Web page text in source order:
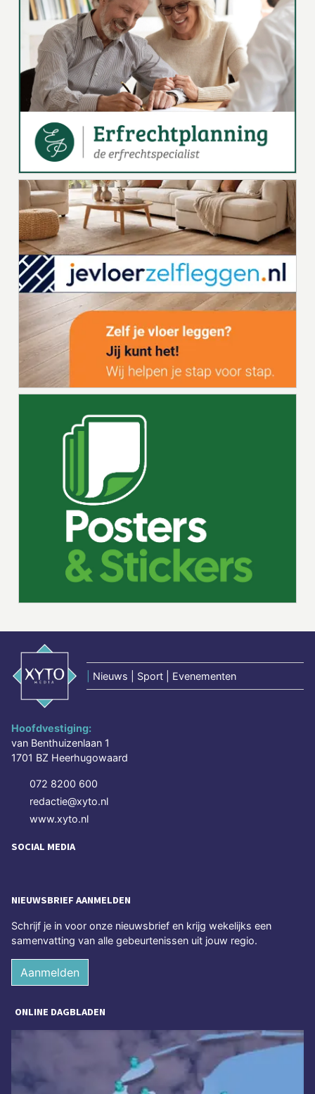
Nieuws | Sport | Evenementen
Hoofdvestiging:
van Benthuizenlaan 1
1701 BZ Heerhugowaard
072 8200 600
redactie@xyto.nl
www.xyto.nl
SOCIAL MEDIA
NIEUWSBRIEF AANMELDEN
Schrijf je in voor onze nieuwsbrief en krijg wekelijks een
samenvatting van alle gebeurtenissen uit jouw regio.
Aanmelden
ONLINE DAGBLADEN